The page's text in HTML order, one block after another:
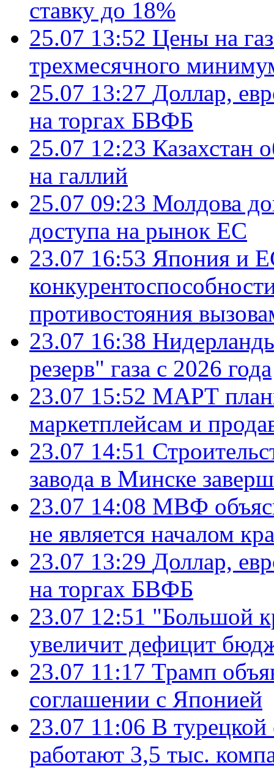
ставку до 18%
25.07 13:52 Цены на
трехмесячного
25.07 13:27 Доллар,
на торгах БВФБ
25.07 12:23 Казахстан
на галлий
25.07 09:23 Молдова
доступа на рынок ЕС
23.07 16:53 Япония и
противостояния
23.07 16:38
резерв" газа с 2026 года
23.07 15:52 МАРТ
маркетплейсам и
23.07 14:51
завода в Минске
23.07 14:08 МВФ
не является началом
23.07 13:29 Доллар,
на торгах БВФБ
23.07 12:51 "Большой
увеличит дефицит
23.07 11:17 Трамп
соглашении с Японией
23.07 11:06 В
работают 3,5 тыс.